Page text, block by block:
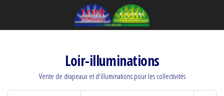
Loir-illuminations
Vente de drapeaux et d'illuminations pour les collectivités